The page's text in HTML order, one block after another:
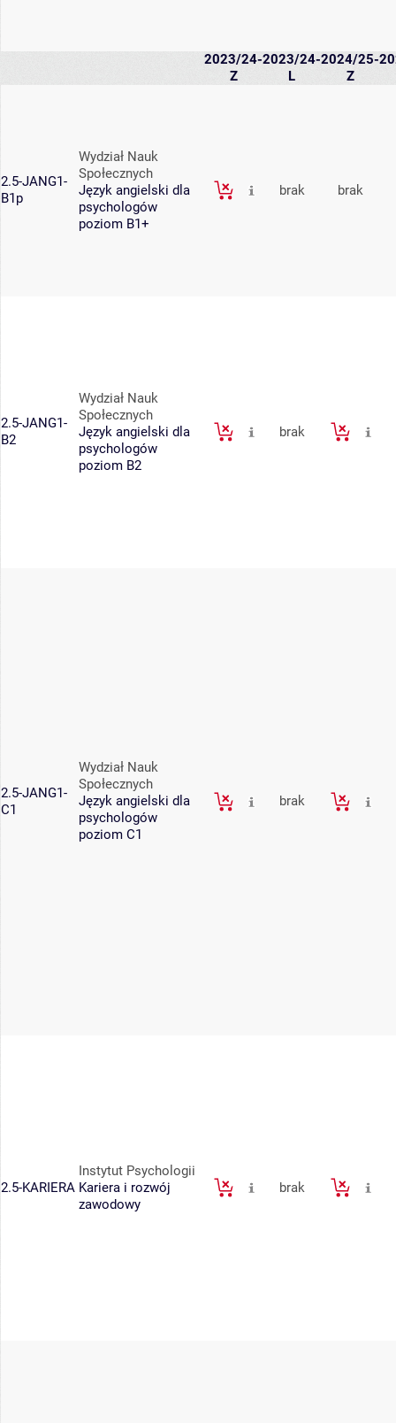
2023/24-
Z
2023/24-
L
2024/25-
Z
2.5-JANG1-
B1p
Wydział Nauk
Społecznych
Język angielski dla
psychologów
poziom B1+
brak brak
2.5-JANG1-
B2
Wydział Nauk
Społecznych
Język angielski dla
psychologów
poziom B2
brak
2.5-JANG1-
C1
Wydział Nauk
Społecznych
Język angielski dla
psychologów
poziom C1
brak
2.5-KARIERA
Instytut Psychologii
Kariera i rozwój
zawodowy
brak